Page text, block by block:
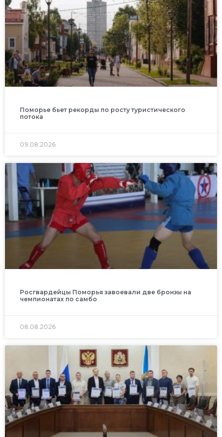
Поморье бьет рекорды по росту туристического
потока
09.08.2026
Росгвардейцы Поморья завоевали две бронзы на
чемпионатах по самбо
08.08.2026